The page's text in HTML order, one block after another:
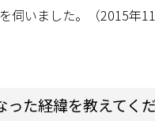
伺いました。（2015年11
た経緯を教えてく